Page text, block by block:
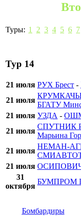
Туры: 1 2 3 4 5 6 7
Тур 14
21 июля РУХ Брест -
21 июля
КРУМКАЧЫ
БГАТУ
21 июля УЗДА -
21 июля
СПУТНИК
Марьина
21 июля
НЕМАН-
21 июля
31
октября
БУМПРОМ
Бомбардиры